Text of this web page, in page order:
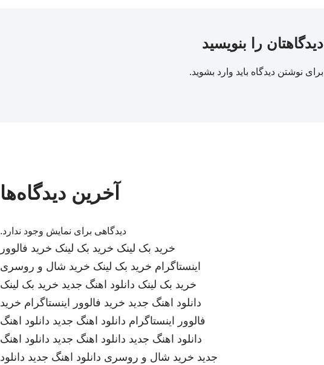
دیدگاهتان را بنویسید
برای نوشتن دیدگاه باید وارد بشوید.
آخرین دیدگاه‌ها
دیدگاهی برای نمایش وجود ندارد.
خرید بک لینک خرید بک لینک خرید فالوور
اینستاگرام خرید بک لینک خرید شال و روسری
خرید بک لینک دانلود اهنگ جدید خرید بک لینک
دانلود اهنگ جدید خرید فالوور اینستاگرام خرید
فالوور اینستاگرام دانلود اهنگ جدید دانلود اهنگ
دانلود اهنگ جدید دانلود اهنگ جدید دانلود اهنگ
جدید خرید شال و روسری دانلود اهنگ جدید دانلود